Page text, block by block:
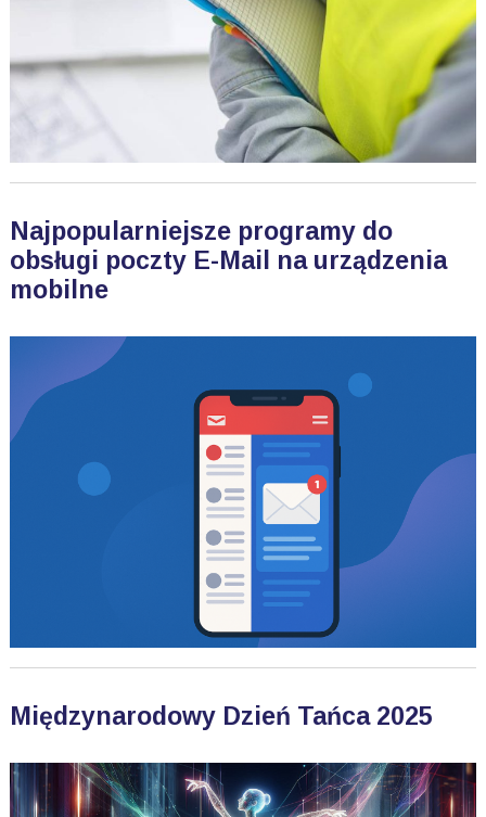
Najpopularniejsze programy do
obsługi poczty E-Mail na urządzenia
mobilne
Międzynarodowy Dzień Tańca 2025